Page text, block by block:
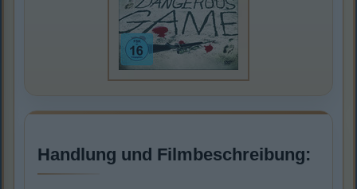
Handlung und Filmbeschreibung: